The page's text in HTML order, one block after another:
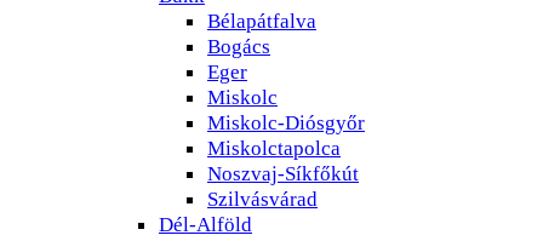
Bélapátfalva
Bogács
Eger
Miskolc
Miskolc-Diósgyőr
Miskolctapolca
Noszvaj-Síkfőkút
Szilvásvárad
Dél-Alföld